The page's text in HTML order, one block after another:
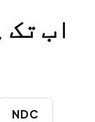
اب
NDC